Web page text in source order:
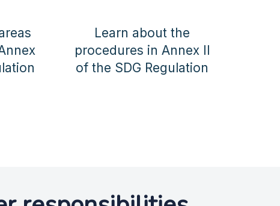
Learn about the
procedures in Annex II
of the SDG Regulation